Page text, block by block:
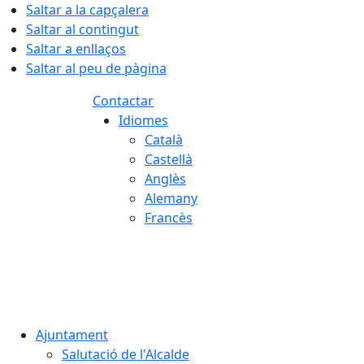
Saltar a la capçalera
Saltar al contingut
Saltar a enllaços
Saltar al peu de pàgina
Contactar
Idiomes
Català
Castellà
Anglès
Alemany
Francès
Ajuntament
Salutació de l'Alcalde